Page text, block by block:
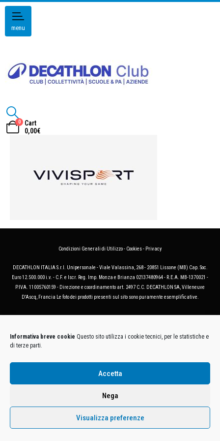
Informativa breve cookie Questo sito utilizza i cookie tecnici, per le statistiche e
di terze parti.
Accetta
Nega
Visualizza preferenze
menu
0
Cart
0,00€
Condizioni Generali di Utilizzo- Cookies- Privacy
DECATHLON ITALIA S.r.l. Unipersonale - Viale Valassina, 268 - 20851 Lissone (MB) Cap. Soc.
Euro 12.500.000 i.v. - C.F. e Iscr. Reg. Imp. Monza e Brianza 02137480964 - R.E.A. MB-1370021 -
P.IVA. 11005760159 - Direzione e coordinamento art. 2497 C.C. DECATHLON SA, Villeneuve
D'Ascq, Francia Le foto dei prodotti presenti sul sito sono puramente esemplificative.